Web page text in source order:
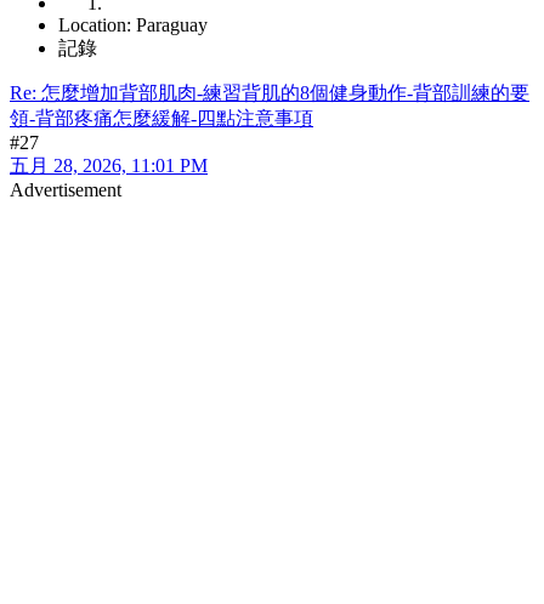
Location: Paraguay
記錄
Re: 怎麼增加背部肌肉-練習背肌的8個健身動作-背部訓練的要
領-背部疼痛怎麼緩解-四點注意事項
#27
五月 28, 2026, 11:01 PM
Advertisement